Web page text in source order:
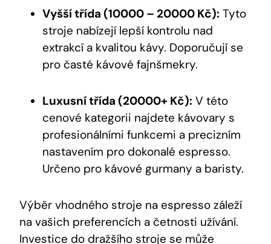
Vyšší třída (10000 – 20000 Kč): Tyto
stroje nabízejí lepší kontrolu nad
extrakcí a kvalitou kávy. Doporučují se
pro časté kávové fajnšmekry.
Luxusní třída (20000+ Kč): V této
cenové kategorii najdete kávovary s
profesionálními funkcemi a precizním
nastavením pro dokonalé espresso.
Určeno pro kávové gurmany a baristy.
Výběr vhodného stroje na espresso záleží
na vašich preferencích a četnosti užívání.
Investice do dražšího stroje se může